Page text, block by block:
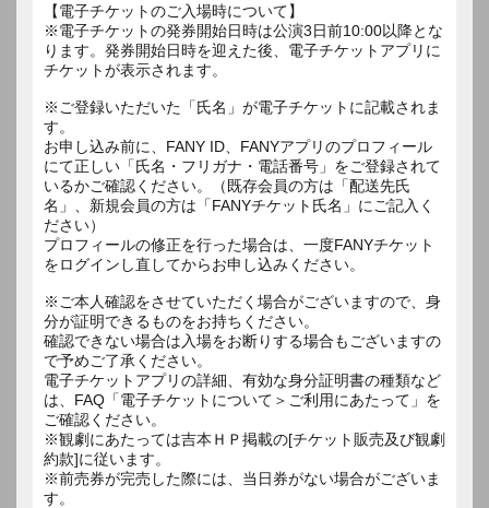
【電子チケットのご入場時について】
※電子チケットの発券開始日時は公演3日前10:00以降とな
ります。発券開始日時を迎えた後、電子チケットアプリに
チケットが表示されます。
※ご登録いただいた「氏名」が電子チケットに記載されま
す。
お申し込み前に、FANY ID、FANYアプリのプロフィール
にて正しい「氏名・フリガナ・電話番号」をご登録されて
いるかご確認ください。（既存会員の方は「配送先氏
名」、新規会員の方は「FANYチケット氏名」にご記入く
ださい）
プロフィールの修正を行った場合は、一度FANYチケット
をログインし直してからお申し込みください。
※ご本人確認をさせていただく場合がございますので、身
分が証明できるものをお持ちください。
確認できない場合は入場をお断りする場合もございますの
で予めご了承ください。
電子チケットアプリの詳細、有効な身分証明書の種類など
は、FAQ「電子チケットについて＞ご利用にあたって」を
ご確認ください。
※観劇にあたっては吉本ＨＰ掲載の[チケット販売及び観劇
約款]に従います。
※前売券が完売した際には、当日券がない場合がございま
す。